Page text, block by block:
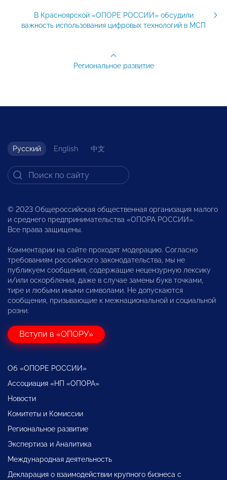
В Красноярской «ОПОРЕ РОССИИ» обсудили
важность использования цифровых технологий в МСП
Региональное развитие
Русский English 中文
© 2023 Общероссийская общественная организация малого
и среднего предпринимательства «ОПОРА РОССИИ».
Все права защищены.
Комментарии на сайте проходят модерацию. Согласно
требованиям российского законодательства, мы не
публикуем сообщения, содержащие нецензурную лексику
и/или оскорбления, даже в случае замены букв точками,
тире и любыми иными символами. Не допускаются
сообщения, призывающие к межнациональной и социальной
розни.
Вступи в «ОПОРУ»
Об «ОПОРЕ РОССИИ»
Ассоциация «НП «ОПОРА»
Новости
Комитеты и Комиссии
Региональное развитие
Экспертиза и Аналитика
Международная деятельность
Декларация о взаимодействии крупного бизнеса с